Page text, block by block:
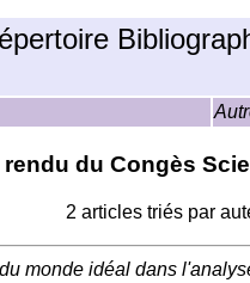
rendu du Congès
2 articles triés par
monde idéal dans